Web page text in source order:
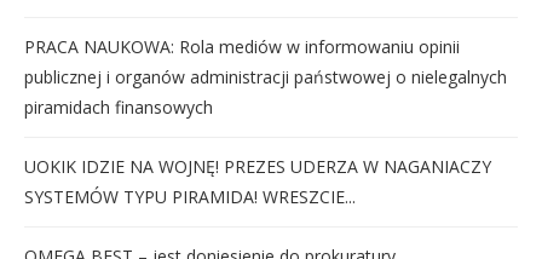
PRACA NAUKOWA: Rola mediów w informowaniu opinii
publicznej i organów administracji państwowej o nielegalnych
piramidach finansowych
UOKIK IDZIE NA WOJNĘ! PREZES UDERZA W NAGANIACZY
SYSTEMÓW TYPU PIRAMIDA! WRESZCIE...